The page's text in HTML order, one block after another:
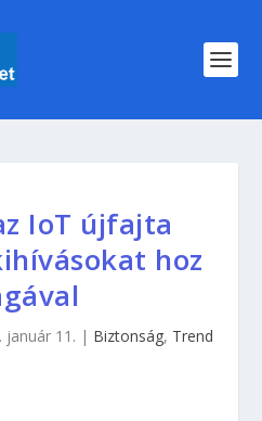
IoT újfajta
hoz
január 11. | Biztonság, Trend